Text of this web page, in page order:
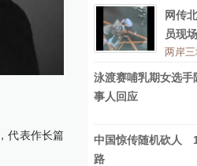
代表作长篇
网传
员现
两岸
泳渡赛哺乳期女选手
事人回应
中国惊传随机砍人
路